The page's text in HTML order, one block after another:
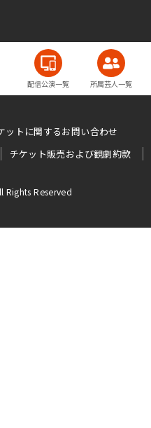
配信公演一覧 所属芸人一覧
ットに関するお問い合わせ
チケット販売および観劇約款
Rights Reserved